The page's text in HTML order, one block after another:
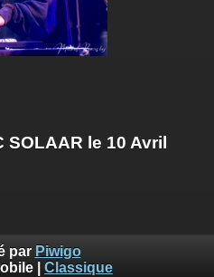
le 10 Avril
par Piwigo
Classique